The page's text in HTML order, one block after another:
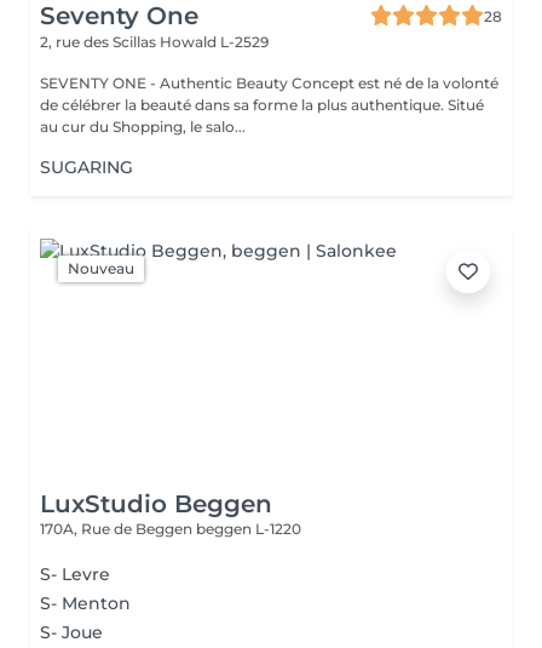
Seventy One
28
2, rue des Scillas Howald L-2529
SEVENTY ONE - Authentic Beauty Concept est né de la volonté
de célébrer la beauté dans sa forme la plus authentique. Situé
au cur du Shopping, le salo...
SUGARING
Nouveau
LuxStudio Beggen
170A, Rue de Beggen beggen L-1220
S- Levre
S- Menton
S- Joue